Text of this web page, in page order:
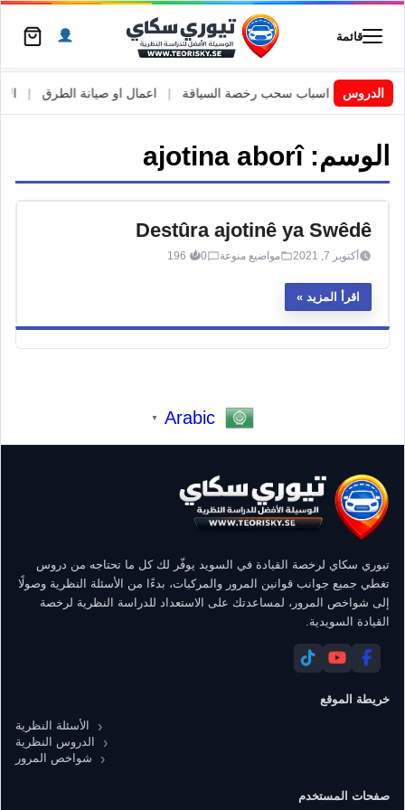
قائمة
الدروسالسويد | اسباب سحب رخصة السياقة اعمال او صيانة الطرق
الوسم:ajotina aborî
Destûra ajotinê ya Swêdê
أكتوبر 7, 2021 مواضيع منوعة 0
196
اقرأ المزيد
Arabic
▼
تيوري سكاي لرخصة القيادة في السويد يوفّر لك كل ما تحتاجه من دروس
تغطي جميع جوانب قوانين المرور والمركبات، بدءًا من الأسئلة النظرية وصولًا
إلى شواخص المرور، لمساعدتك على الاستعداد للدراسة النظرية لرخصة
القيادة السويدية.
خريطة الموقع
الأسئلة النظرية
الدروس النظرية
شواخص المرور
صفحات المستخدم